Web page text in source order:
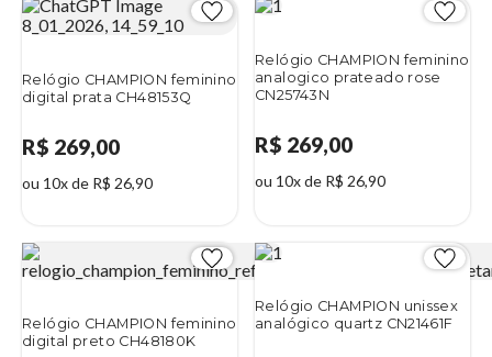
Relógio CHAMPION feminino
digital prata CH48153Q
R$ 269,00
ou 10x de R$ 26,90
Relógio CHAMPION feminino
analogico prateado rose
CN25743N
R$ 269,00
ou 10x de R$ 26,90
Relógio CHAMPION feminino
digital preto CH48180K
Relógio CHAMPION unissex
analógico quartz CN21461F